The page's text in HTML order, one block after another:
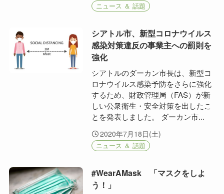
ニュース ＆ 話題
シアトル市、新型コロナウイルス
感染対策違反の事業主への罰則を
強化
シアトルのダーカン市長は、新型コ
ロナウイルス感染予防をさらに強化
するため、財政管理局（FAS）が新
しい公衆衛生・安全対策を出したこ
とを発表しました。 ダーカン市...
2020年7月18日(土)
ニュース ＆ 話題
#WearAMask 「マスクをしよ
う！」